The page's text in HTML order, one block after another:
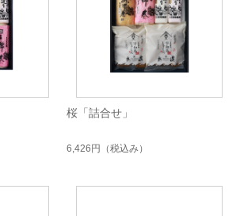
桜「詰合せ」
6,426円 （税込み）